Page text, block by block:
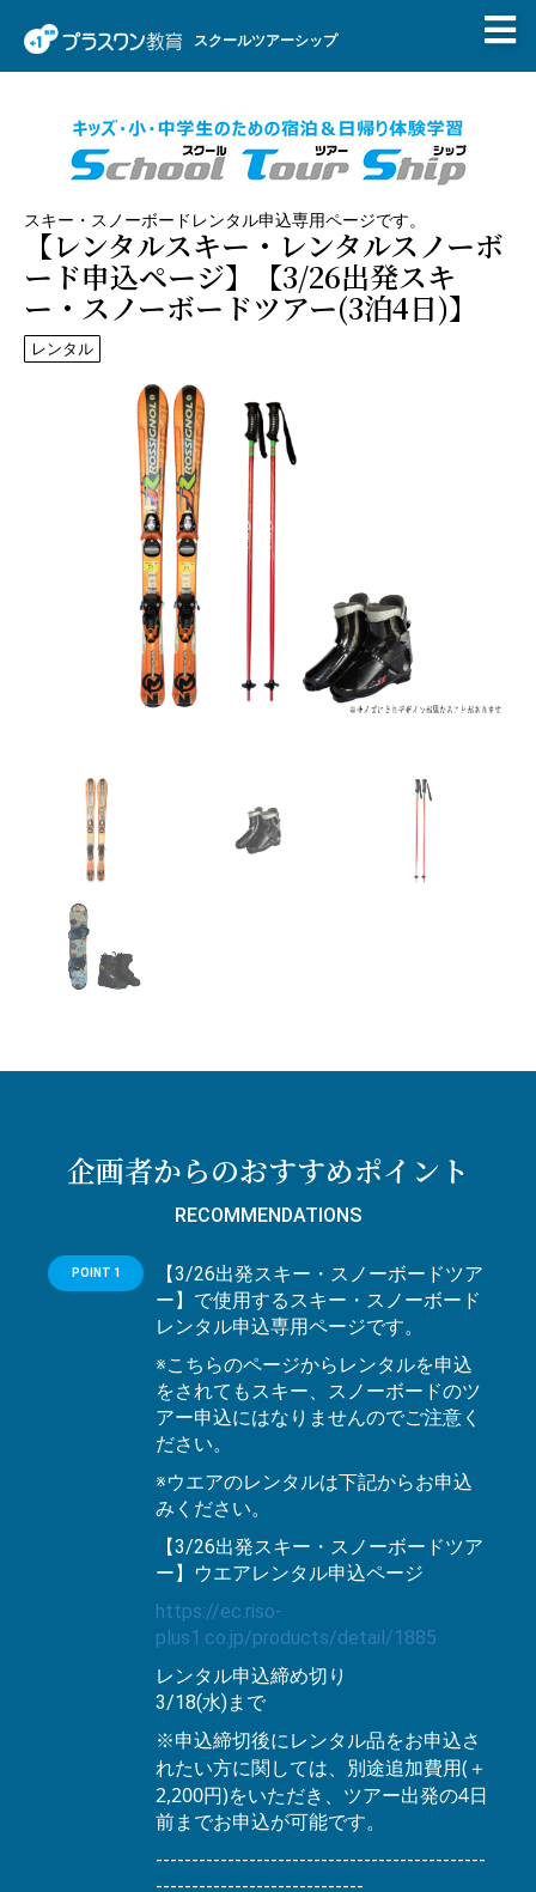
スクールツアーシップ
スキー・スノーボードレンタル申込専用ページです。
【レンタルスキー・レンタルスノーボ
ード申込ページ】【3/26出発スキ
ー・スノーボードツアー(3泊4日)】
レンタル
企画者からのおすすめポイント
RECOMMENDATIONS
POINT 1
【3/26出発スキー・スノーボードツア
ー】で使用するスキー・スノーボード
レンタル申込専用ページです。
※こちらのページからレンタルを申込
をされてもスキー、スノーボードのツ
アー申込にはなりませんのでご注意く
ださい。
※ウエアのレンタルは下記からお申込
みください。
【3/26出発スキー・スノーボードツア
ー】ウエアレンタル申込ページ
https://ec.riso-
plus1.co.jp/products/detail/1885
レンタル申込締め切り
3/18(水)まで
※申込締切後にレンタル品をお申込さ
れたい方に関しては、別途追加費用( ＋
2,200円)をいただき、ツアー出発の4日
前までお申込が可能です。
----------------------------------------------
-----------------------------